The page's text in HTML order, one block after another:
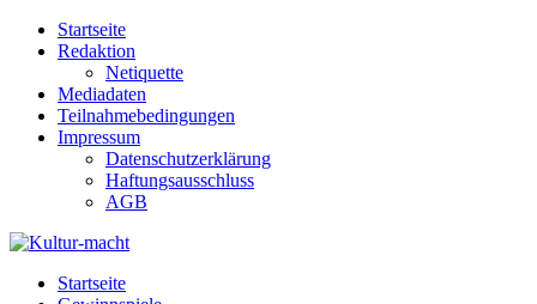
Zum
Inhalt
Startseite
Redaktion
Netiquette
Mediadaten
Teilnahmebedingungen
Impressum
Datenschutzerklärung
Haftungsausschluss
AGB
Kultur-macht
Magazin für Kunst, Literatur, Kultur, Film & Musik
Startseite